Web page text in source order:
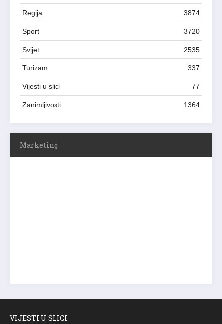
Regija 3874
Sport 3720
Svijet 2535
Turizam 337
Vijesti u slici 77
Zanimljivosti 1364
Marketing
VIJESTI U SLICI